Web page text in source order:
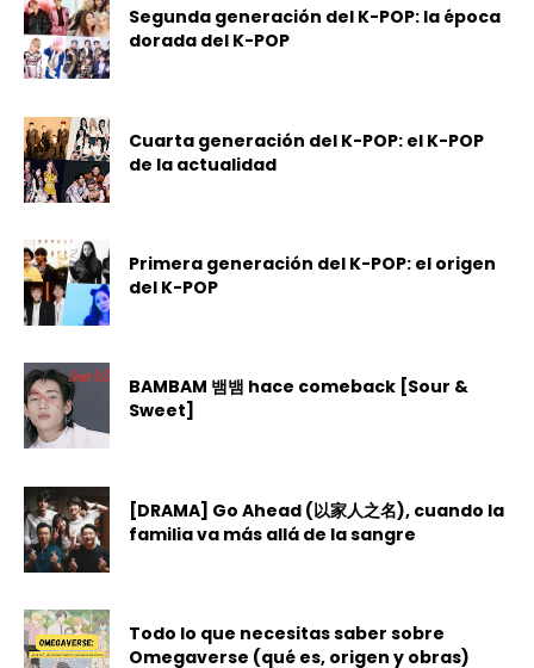
Segunda generación del K-POP: la época
dorada del K-POP
Cuarta generación del K-POP: el K-POP
de la actualidad
Primera generación del K-POP: el origen
del K-POP
BAMBAM 뱀뱀 hace comeback [Sour &
Sweet]
[DRAMA] Go Ahead (以家人之名), cuando la
familia va más allá de la sangre
Todo lo que necesitas saber sobre
Omegaverse (qué es, origen y obras)